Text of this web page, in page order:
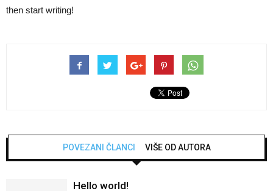
then start writing!
POVEZANI ČLANCI VIŠE OD AUTORA
Hello world!